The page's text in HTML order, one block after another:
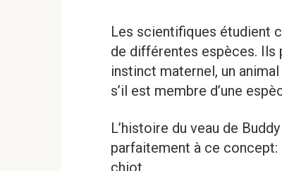
Les scientifiques étudient
de différentes espèces. Ils
instinct maternel, un
s’il est membre d’une
L’histoire du veau de
parfaitement à ce
chiot.